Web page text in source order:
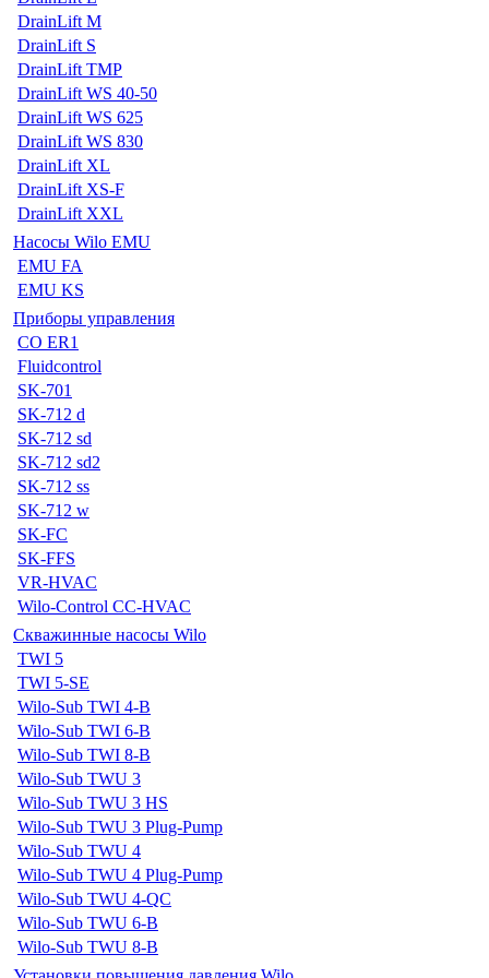
DrainLift M
DrainLift S
DrainLift TMP
DrainLift WS 40-50
DrainLift WS 625
DrainLift WS 830
DrainLift XL
DrainLift XS-F
DrainLift XXL
Насосы Wilo EMU
EMU FA
EMU KS
Приборы управления
CO ER1
Fluidcontrol
SK-701
SK-712 d
SK-712 sd
SK-712 sd2
SK-712 ss
SK-712 w
SK-FC
SK-FFS
VR-HVAC
Wilo-Control CC-HVAC
Скважинные насосы Wilo
TWI 5
TWI 5-SE
Wilo-Sub TWI 4-B
Wilo-Sub TWI 6-B
Wilo-Sub TWI 8-B
Wilo-Sub TWU 3
Wilo-Sub TWU 3 HS
Wilo-Sub TWU 3 Plug-Pump
Wilo-Sub TWU 4
Wilo-Sub TWU 4 Plug-Pump
Wilo-Sub TWU 4-QC
Wilo-Sub TWU 6-B
Wilo-Sub TWU 8-B